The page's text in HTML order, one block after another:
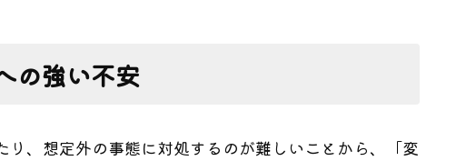
の強い不安
、想定外の事態に対処するのが難しいことから、「変